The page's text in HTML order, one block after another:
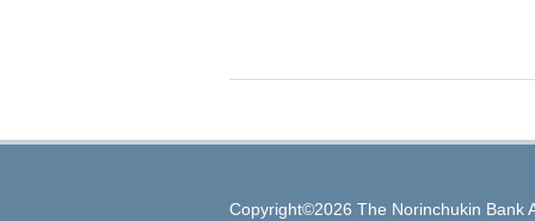
Copyright©2026 The Norinchukin Bank